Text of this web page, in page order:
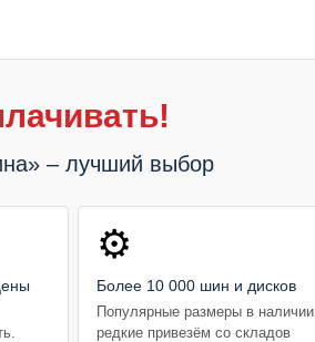
– лучший выбор
⚙️
Более 10 000 шин и дисков
Популярные размеры в наличии,
редкие привезём со складов